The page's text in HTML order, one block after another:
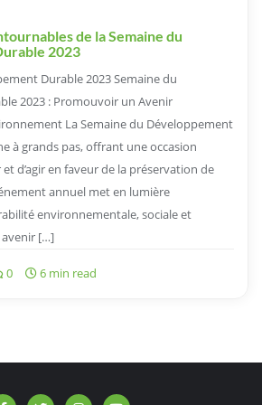
de la Semaine du
2023
Durable 2023 Semaine du
2023 : Promouvoir un Avenir
La Semaine du Développement
à grands pas, offrant une occasion
d’agir en faveur de la préservation de
annuel met en lumière
environnementale, sociale et
[…]
0 6 min read